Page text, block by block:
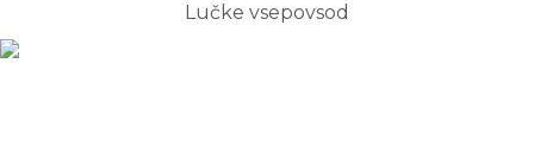
Lučke vsepovsod